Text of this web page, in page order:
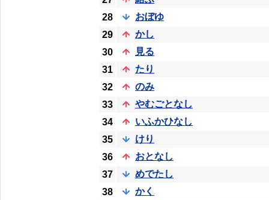
28
おぼゆ
29
かし
30
見る
31
たり
32
のみ
33
やむごとなし
34
いふかひなし
35
けり
36
おとなし
37
めでたし
38
かく